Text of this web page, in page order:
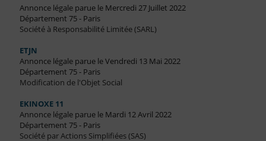
Annonce légale parue le Mercredi 27 Juillet 2022
Département 75 - Paris
Société à Responsabilité Limitée (SARL)
ETJN
Annonce légale parue le Vendredi 13 Mai 2022
Département 75 - Paris
Modification de l'Objet Social
EKINOXE 11
Annonce légale parue le Mardi 12 Avril 2022
Département 75 - Paris
Société par Actions Simplifiées (SAS)